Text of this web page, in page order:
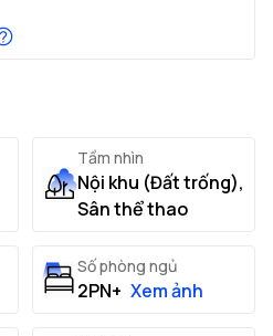
Tầm nhìn
Nội khu (Đất trống),
Sân thể thao
Số phòng ngủ
2PN+ Xem ảnh